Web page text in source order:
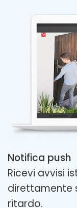
Notifica push
Ricevi avvisi
direttamente
ritardo.